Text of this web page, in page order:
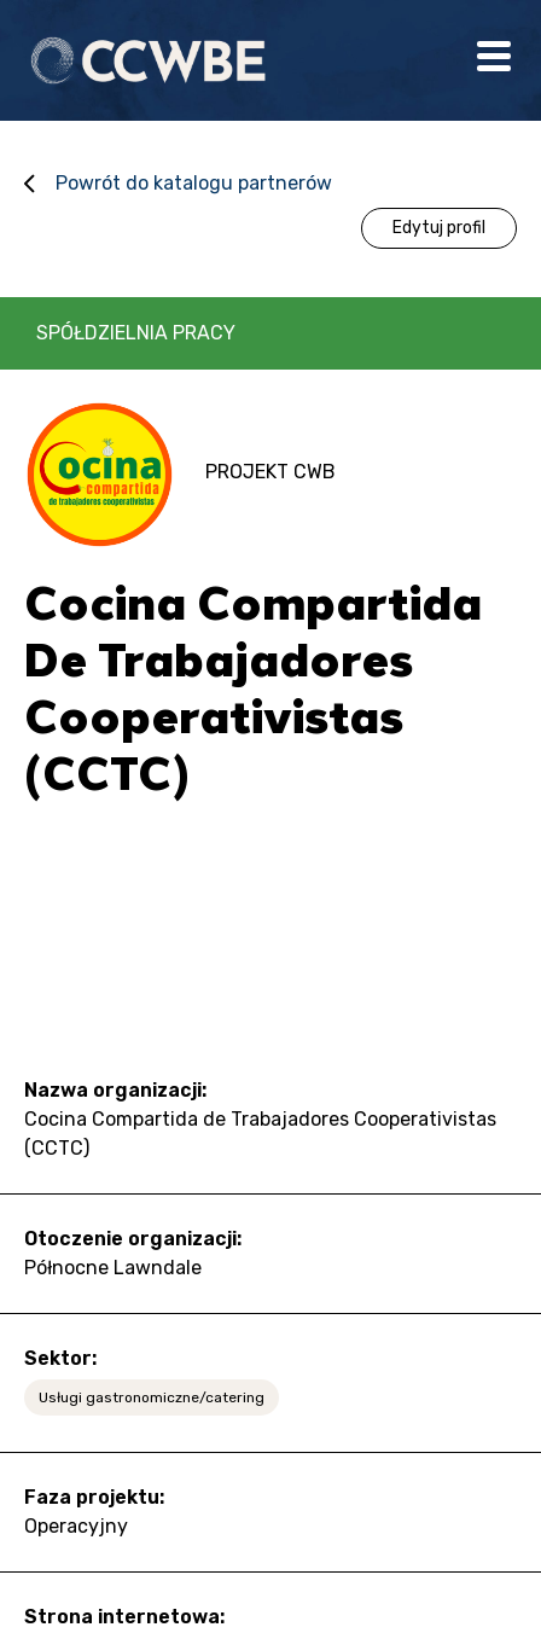
Powrót do katalogu partnerów
Edytuj profil
SPÓŁDZIELNIA PRACY
PROJEKT CWB
Cocina Compartida
De Trabajadores
Cooperativistas
(CCTC)
Nazwa organizacji:
Cocina Compartida de Trabajadores Cooperativistas
(CCTC)
Otoczenie organizacji:
Północne Lawndale
Sektor:
Usługi gastronomiczne/catering
Faza projektu:
Operacyjny
Strona internetowa: